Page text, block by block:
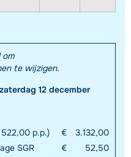
te wijzigen.
12 december
p.p.) €
3.132,00
SGR €
52,50